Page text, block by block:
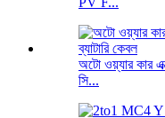
অটো ওয়্যার কার
সি...